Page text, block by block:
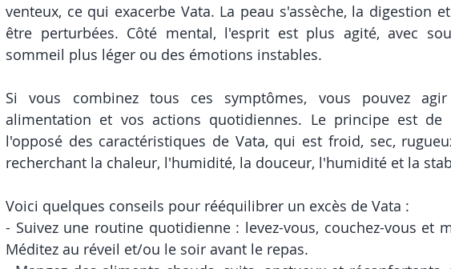
venteux, ce qui exacerbe Vata. La peau s'assèche, la digestion
être perturbées. Côté mental, l'esprit est plus agité, avec
sommeil plus léger ou des émotions instables.
Si vous combinez tous ces symptômes, vous pouvez
alimentation et vos actions quotidiennes. Le principe est
l'opposé des caractéristiques de Vata, qui est froid, sec,
recherchant la chaleur, l'humidité, la douceur, l'humidité et la
Voici quelques conseils pour rééquilibrer un excès de Vata :
- Suivez une routine quotidienne : levez-vous, couchez-vous et
Méditez au réveil et/ou le soir avant le repas.